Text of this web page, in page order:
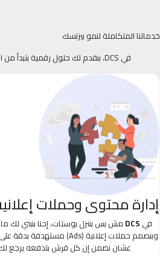
خدماتنا المتكاملة لنمو بيزنسك
في DCS، بنقدم لك حلول رقمية بتبدأ من الفكرة وتوصل بيك للقمة.
إدارة محتوى وحملات
في DCS مش بس بننزل بوستات، إحنا بنبني لك
عشان نضمن إن كل قرش بتدفعه يرجع